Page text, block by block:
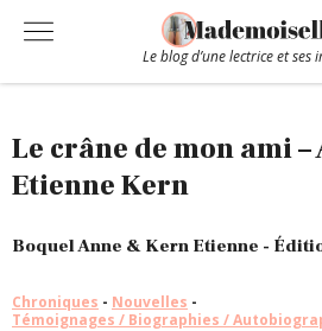
Le blog d’une lectrice et ses
Le crâne de mon ami
Etienne Kern
Boquel Anne & Kern Etienne -
Chroniques - Nouvelles -
Témoignages / Biographies /